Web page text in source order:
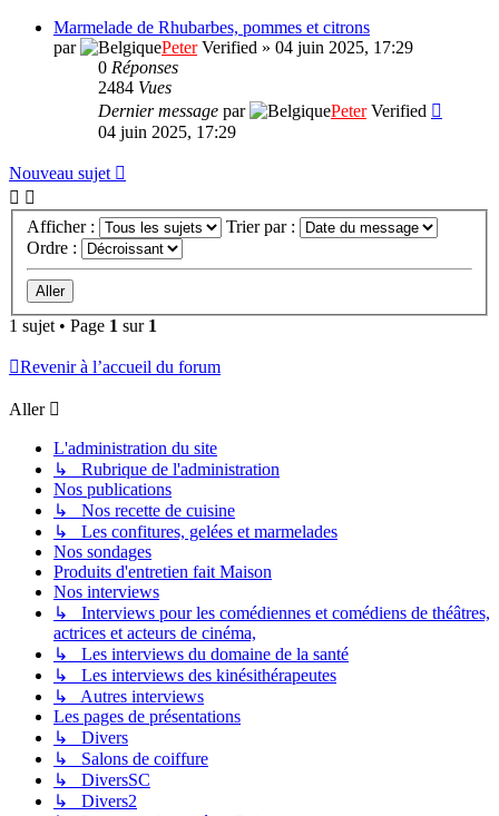
Marmelade de Rhubarbes, pommes et citrons
par
Peter Verified » 04 juin 2025, 17:29
0 Réponses
2484 Vues
Dernier message par Peter Verified
04 juin 2025, 17:29
Nouveau sujet
Afficher :
Trier par :
Ordre :
1 sujet • Page 1 sur 1
Revenir à l’accueil du forum
Aller
L'administration du site
↳ Rubrique de l'administration
Nos publications
↳ Nos recette de cuisine
↳ Les confitures, gelées et marmelades
Nos sondages
Produits d'entretien fait Maison
Nos interviews
↳ Interviews pour les comédiennes et comédiens de théâtres,
actrices et acteurs de cinéma,
↳ Les interviews du domaine de la santé
↳ Les interviews des kinésithérapeutes
↳ Autres interviews
Les pages de présentations
↳ Divers
↳ Salons de coiffure
↳ DiversSC
↳ Divers2